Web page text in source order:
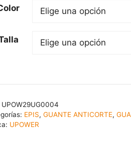
UPOW29UG0004
EPIS, GUANTE ANTICORTE,
UPOWER